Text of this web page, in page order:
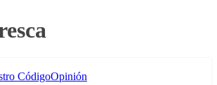
CódigoOpinión